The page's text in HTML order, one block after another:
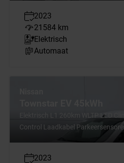
2023
21584 km
Elektrisch
Automaat
Elektrisch L1 260km WLTP LED
Control Laadkabel
2023